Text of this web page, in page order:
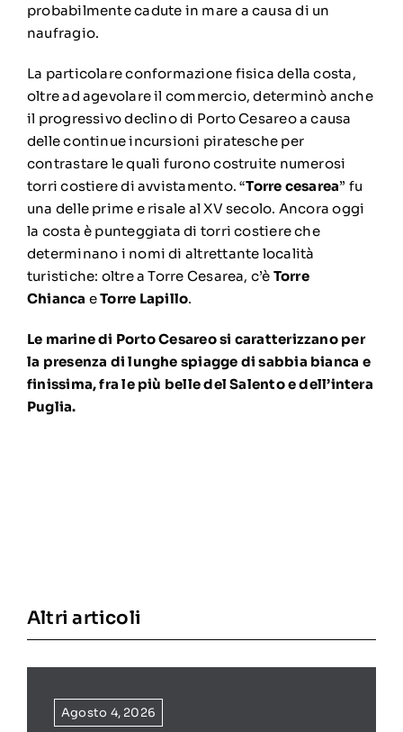
probabilmente cadute in mare a causa di un
naufragio.
La particolare conformazione fisica della costa,
oltre ad agevolare il commercio, determinò anche
il progressivo declino di Porto Cesareo a causa
delle continue incursioni piratesche per
contrastare le quali furono costruite numerosi
torri costiere di avvistamento. “Torre cesarea” fu
una delle prime e risale al XV secolo. Ancora oggi
la costa è punteggiata di torri costiere che
determinano i nomi di altrettante località
turistiche: oltre a Torre Cesarea, c’è Torre
Chianca eTorre Lapillo.
Le marine di Porto Cesareo si caratterizzano per
la presenza di lunghe spiagge di sabbia bianca e
finissima, fra le più belle del Salento e dell’intera
Puglia.
Altri articoli
Agosto 4, 2026